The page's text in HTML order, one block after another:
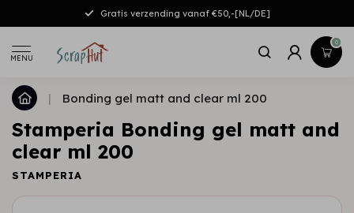
Gratis verzending vanaf €50,-[NL/DE]
MENU
0
| Bonding gel matt and clear ml 200
Stamperia Bonding gel matt and
clear ml 200
STAMPERIA